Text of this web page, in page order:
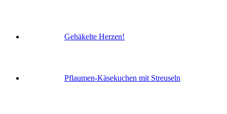
Gehäkelte Herzen!
Pflaumen-Käsekuchen mit Streuseln